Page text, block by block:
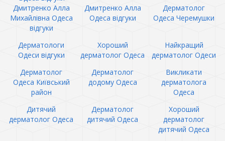
Дмитренко Алла
Михайлівна Одеса
відгуки
Дмитренко Алла
Одеса відгуки
Дерматолог
Одеса Черемушки
Дерматологи
Одеси відгуки
Хороший
дерматолог Одеса
Найкращий
дерматолог Одеси
Дерматолог
Одеса Київський
район
Дерматолог
додому Одеса
Викликати
дерматолога
Одеса
Дитячий
дерматолог Одеса
Дерматолог
дитячий Одеса
Хороший
дерматолог
дитячий Одеса